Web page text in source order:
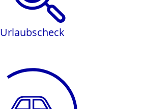
Urlaubscheck